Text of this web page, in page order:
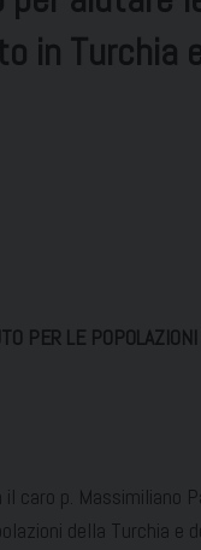
in Turchia
PER LE
p. Massimiliano
della Turchia